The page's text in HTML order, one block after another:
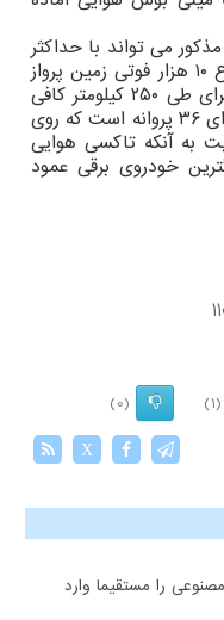
می تواند با حداکثر
سرعت ۲۸۰ کیلومتر بر ساعت در ارتفاع ۱۰ هزار فوتی زمین پرواز
کند. همینطور هر بار شارژ باتری آن برای طی ۲۵۰ کیلومتر کافی
است. همینطور وسیله نقلیه مذکور دارای ۳۶ پروانه است که روی
به آنکه تاکسی هوایی
بزرگترین خودروی برقی عمود
(1)
(0)
X
را مستقیما وارد